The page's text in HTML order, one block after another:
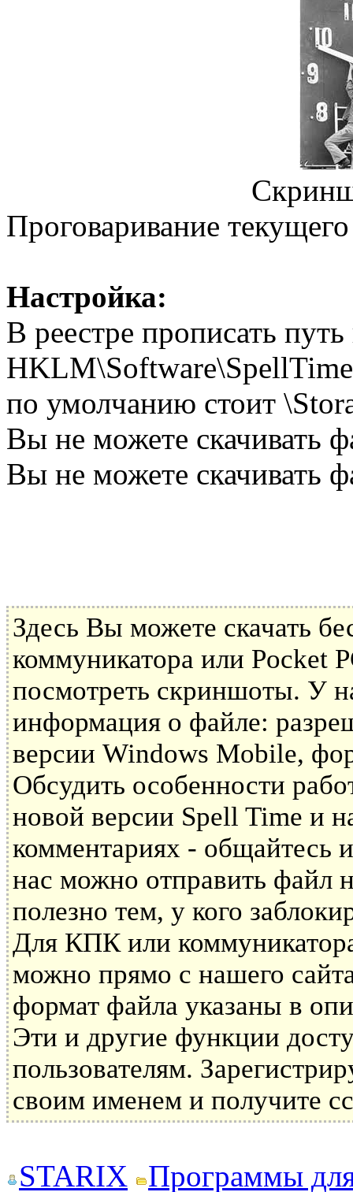
Проговаривание
Настройка:
В реестре прописать
по умолчанию стоит
Вы не можете скачивать
Вы не можете скачивать
Здесь Вы можете скачать
коммуникатора или Pocket
посмотреть скриншоты. У
информация о файле:
версии Windows Mobile,
Обсудить особенности
новой версии Spell Time и
комментариях - общайтесь
нас можно отправить файл
полезно тем, у кого
Для КПК или
можно прямо с нашего
формат файла указаны в
Эти и другие функции
пользователям.
своим именем и получите
STARIX Программы